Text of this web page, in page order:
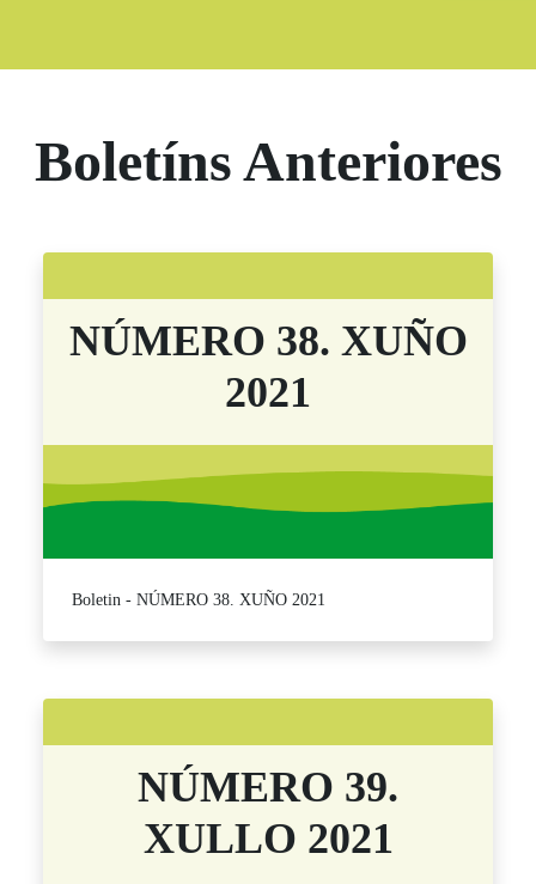
Boletíns Anteriores
NÚMERO 38. XUÑO
2021
Boletin - NÚMERO 38. XUÑO 2021
NÚMERO 39.
XULLO 2021